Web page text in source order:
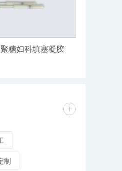
糖妇科填塞凝胶
+
制